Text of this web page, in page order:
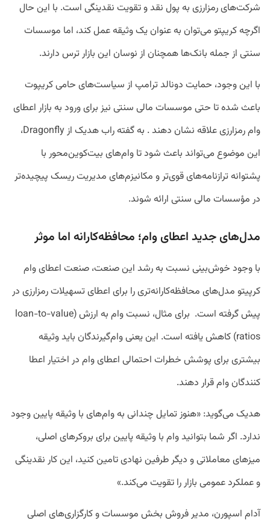
شرکت‌های رمزارزی به پول نقد و تقویت نقدینگی است. با این حال
اگرچه کریپتو می‌توان به عنوان یک وثیقه عمل کند، اما موسسات
سنتی از جمله بانک‌ها همچنان از نوسان این بازار ترس دارند.
با این وجود، حمایت دونالد ترامپ از سیاست‌های حامی کریپوت
باعث شده تا حتی موسسات مالی سنتی نیز برای ورود به بازار اعطای
وام رمزارزی علاقه نشان دهند . به گفته راب هدیک از Dragonfly،
این موضوع می‌تواند باعث شود تا وام‌های بیت‌کوین‌محور با
پشتوانه ترازنامه‌های قوی‌تر و مکانیزم‌های مدیریت ریسک پیچیده‌تر
در مؤسسات مالی سنتی ارائه شوند.
مدل‌های جدید اعطای وام؛ محافظه‌کارانه اما موثر
با وجود خوش‌بینی نسبت به رشد این صنعت، صنعت اعطای وام
کرپیتو مدل‌های محافظه‌کارانه‌تری را برای اعطای تسهیلات رمزارزی در
پیش گرفته است. برای مثال، نسبت وام به ارزش (loan-to-value
ratios) کاهش یافته است. این یعنی وام‌گیرندگان باید وثیقه
بیشتری برای پوشش خطرات احتمالی اعطای وام در اختیار اعطا
کنندگان وام قرار دهند.
هدیک می‌گوید: «هنوز تمایل چندانی به وام‌های با وثیقه پایین وجود
ندارد. اگر شما بتوانید وام با وثیقه پایین برای بروکر‌های اصلی،
میزهای معاملاتی و دیگر طرفین نهادی تامین کنید، این کار نقدینگی
و عملکرد عمومی بازار را تقویت می‌کند.»
آدام اسپورن، مدیر فروش بخش موسسات و کارگزاری‌های اصلی